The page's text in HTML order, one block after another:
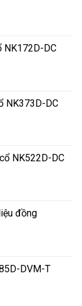
NK172D-DC
NK373D-DC
NK522D-DC
đồng
DVM-T